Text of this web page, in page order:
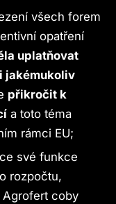
všech forem
opatření
uplatňovat
jakémukoliv
přikročit k
a toto téma
rámci EU;
své funkce
rozpočtu,
coby